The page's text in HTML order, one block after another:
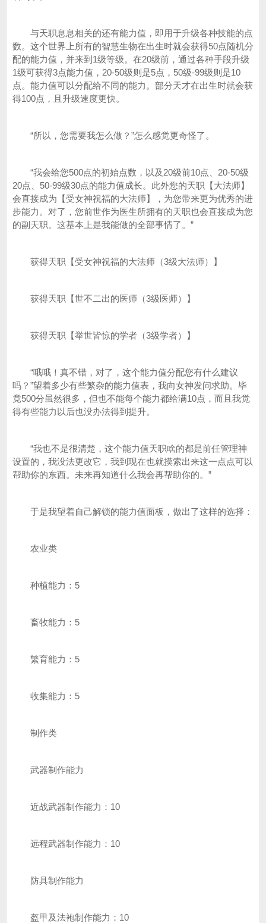
与天职息息相关的还有能力值，即用于升级各种技能的点
数。这个世界上所有的智慧生物在出生时就会获得50点随机分
配的能力值，并来到1级等级。在20级前，通过各种手段升级
1级可获得3点能力值，20-50级则是5点，50级-99级则是10
点。能力值可以分配给不同的能力。部分天才在出生时就会获
得100点，且升级速度更快。
“所以，您需要我怎么做？”怎么感觉更奇怪了。
“我会给您500点的初始点数，以及20级前10点、20-50级
20点、50-99级30点的能力值成长。此外您的天职【大法师】
会直接成为【受女神祝福的大法师】，为您带来更为优秀的进
步能力。对了，您前世作为医生所拥有的天职也会直接成为您
的副天职。这基本上是我能做的全部事情了。”
获得天职【受女神祝福的大法师（3级大法师）】
获得天职【世不二出的医师（3级医师）】
获得天职【举世皆惊的学者（3级学者）】
“哦哦！真不错，对了，这个能力值分配您有什么建议
吗？”望着多少有些繁杂的能力值表，我向女神发问求助。毕
竟500分虽然很多，但也不能每个能力都给满10点，而且我觉
得有些能力以后也没办法得到提升。
“我也不是很清楚，这个能力值天职啥的都是前任管理神
设置的，我没法更改它，我到现在也就摸索出来这一点点可以
帮助你的东西。未来再知道什么我会再帮助你的。”
于是我望着自己解锁的能力值面板，做出了这样的选择：
农业类
种植能力：5
畜牧能力：5
繁育能力：5
收集能力：5
制作类
武器制作能力
近战武器制作能力：10
远程武器制作能力：10
防具制作能力
盔甲及法袍制作能力：10